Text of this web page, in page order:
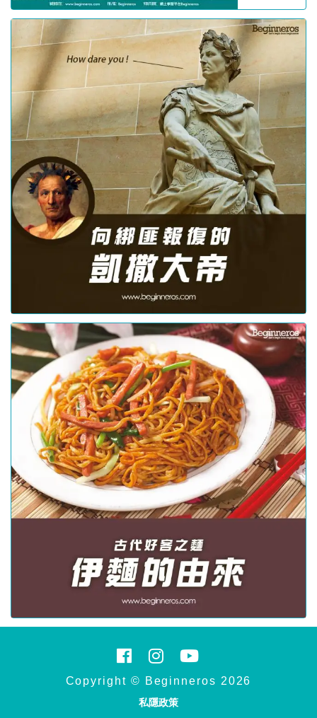
Copyright © Beginneros 2026
私隱政策